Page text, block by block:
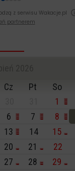
z serwisu Wakacje.pl
partnerem
Cz Pt So
1
6 7 8
13 14 15
20 21 22
27 28 29